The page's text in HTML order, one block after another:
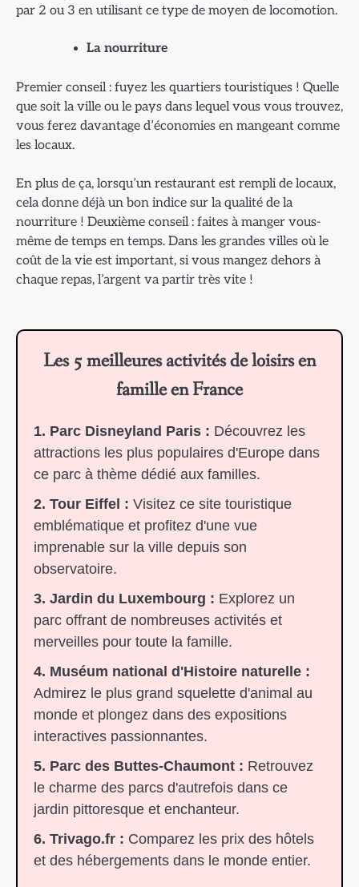
par 2 ou 3 en utilisant ce type de moyen de locomotion.
La nourriture
Premier conseil : fuyez les quartiers touristiques ! Quelle
que soit la ville ou le pays dans lequel vous vous trouvez,
vous ferez davantage d’économies en mangeant comme
les locaux.
En plus de ça, lorsqu’un restaurant est rempli de locaux,
cela donne déjà un bon indice sur la qualité de la
nourriture ! Deuxième conseil : faites à manger vous-
même de temps en temps. Dans les grandes villes où le
coût de la vie est important, si vous mangez dehors à
chaque repas, l’argent va partir très vite !
Les 5 meilleures activités de loisirs en
famille en France
1. Parc Disneyland Paris : Découvrez les
attractions les plus populaires d'Europe dans
ce parc à thème dédié aux familles.
2. Tour Eiffel : Visitez ce site touristique
emblématique et profitez d'une vue
imprenable sur la ville depuis son
observatoire.
3. Jardin du Luxembourg : Explorez un
parc offrant de nombreuses activités et
merveilles pour toute la famille.
4. Muséum national d'Histoire naturelle :
Admirez le plus grand squelette d'animal au
monde et plongez dans des expositions
interactives passionnantes.
5. Parc des Buttes-Chaumont : Retrouvez
le charme des parcs d'autrefois dans ce
jardin pittoresque et enchanteur.
6. Trivago.fr : Comparez les prix des hôtels
et des hébergements dans le monde entier.